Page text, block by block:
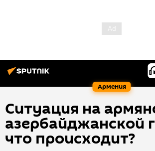
Армения
Ситуация на
азербайджанской
что происходит?